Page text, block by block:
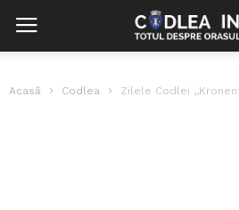
Acasă Codlea Zilele Codlei